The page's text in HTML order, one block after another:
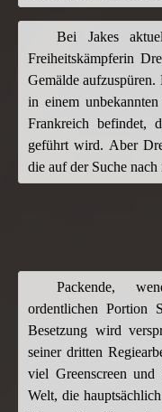
Bei Jakes
Freiheitskämpferin
Gemälde aufzuspüren.
in einem
Frankreich befindet,
geführt wird. Aber
die auf der Suche
Packende,
ordentlichen Portion
Besetzung wird
seiner dritten
viel Greenscreen
Welt, die